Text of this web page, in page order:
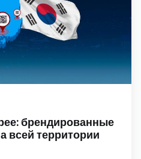
брендированные
всей территории